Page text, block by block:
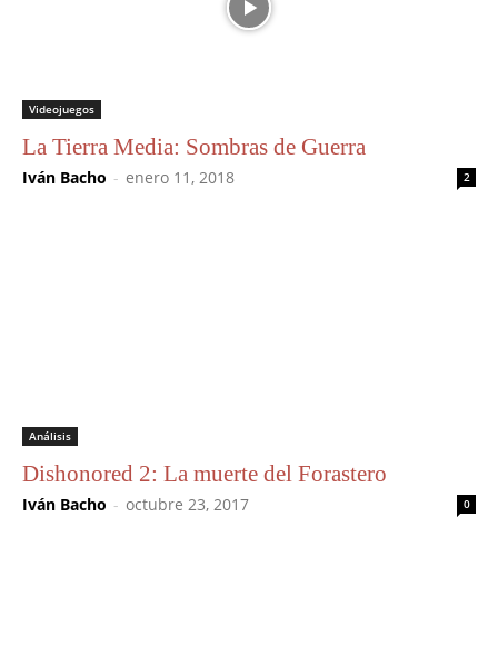
Videojuegos
La Tierra Media: Sombras de Guerra
Iván Bacho - enero 11, 2018 2
Análisis
Dishonored 2: La muerte del Forastero
Iván Bacho - octubre 23, 2017 0